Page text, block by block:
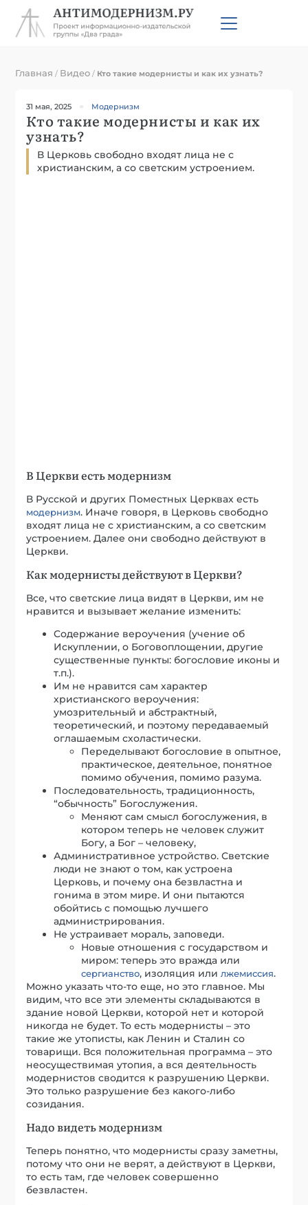
Главная / Видео / Кто такие модернисты и как их узнать?
31 мая, 2025 Модернизм
Кто такие модернисты и как их
узнать?
В Церковь свободно входят лица не с
христианским, а со светским устроением.
В Церкви есть модернизм
В Русской и других Поместных Церквах есть
модернизм. Иначе говоря, в Церковь свободно
входят лица не с христианским, а со светским
устроением. Далее они свободно действуют в
Церкви.
Как модернисты действуют в Церкви?
Все, что светские лица видят в Церкви, им не
нравится и вызывает желание изменить:
Cодержание вероучения (учение об
Искуплении, о Боговоплощении, другие
существенные пункты: богословие иконы и
т.п.).
Им не нравится сам характер
христианского вероучения:
умозрительный и абстрактный,
теоретический, и поэтому передаваемый
оглашаемым схоластически.
Переделывают богословие в опытное,
практическое, деятельное, понятное
помимо обучения, помимо разума.
Последовательность, традиционность,
“обычность” Богослужения.
Меняют сам смысл богослужения, в
котором теперь не человек служит
Богу, а Бог – человеку,
Административное устройство. Светские
люди не знают о том, как устроена
Церковь, и почему она безвластна и
гонима в этом мире. И они пытаются
обойтись с помощью лучшего
администрирования.
Не устраивает мораль, заповеди.
Новые отношения с государством и
миром: теперь это вражда или
сергианство, изоляция илилжемиссия.
Можно указать что-то еще, но это главное. Мы
видим, что все эти элементы складываются в
здание новой Церкви, которой нет и которой
никогда не будет. То есть модернисты – это
такие же утописты, как Ленин и Сталин со
товарищи. Вся положительная программа – это
неосуществимая утопия, а вся деятельность
модернистов сводится к разрушению Церкви.
Это только разрушение без какого-либо
созидания.
Надо видеть модернизм
Теперь понятно, что модернисты сразу заметны,
потому что они не верят, а действуют в Церкви,
то есть там, где человек совершенно
безвластен.